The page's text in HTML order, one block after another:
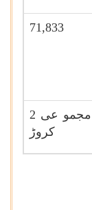
71,833
مجمو عی 2
کروڑ